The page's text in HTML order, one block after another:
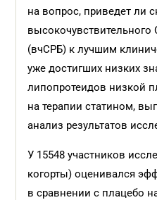
на вопрос, приведет ли
высокочувствительного
(вчСРБ) к лучшим
уже достигших низких
липопротеидов низкой
на терапии статином,
анализ результатов
У 15548 участников
когорты) оценивался
в сравнении с плацебо